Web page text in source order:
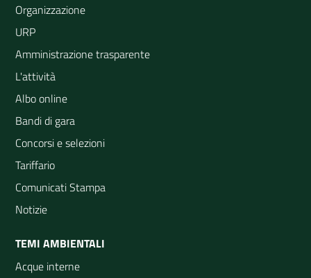
Organizzazione
URP
Amministrazione trasparente
L'attività
Albo online
Bandi di gara
Concorsi e selezioni
Tariffario
Comunicati Stampa
Notizie
TEMI AMBIENTALI
Acque interne